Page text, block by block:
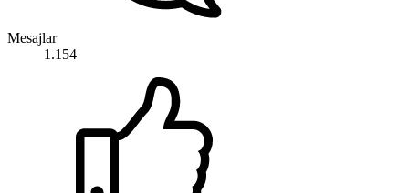
Mesajlar
1.154